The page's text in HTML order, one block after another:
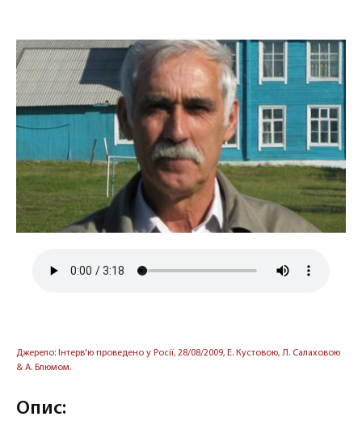
Джерело: Інтерв'ю проведено у Росії, 28/08/2009, Е. Кустовою, Л. Салаховою
& А. Блюмом.
Опис: